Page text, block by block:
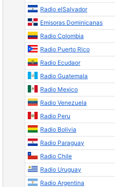
Radio elSalvador
Emisoras Dominicanas
Radio Colombia
Radio Puerto Rico
Radio Ecudaor
Radio Guatemala
Radio Mexico
Radio Venezuela
Radio Peru
Radio Bolivia
Radio Paraguay
Radio Chile
Radio Uruguay
Radio Argentina